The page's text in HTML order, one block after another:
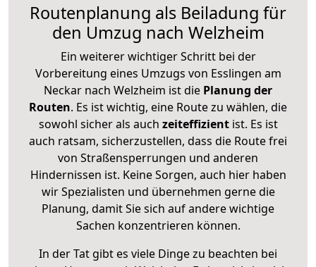
Routenplanung als Beiladung für
den Umzug nach Welzheim
Ein weiterer wichtiger Schritt bei der
Vorbereitung eines Umzugs von Esslingen am
Neckar nach Welzheim ist die Planung der
Routen. Es ist wichtig, eine Route zu wählen, die
sowohl sicher als auch zeiteffizientist. Es ist
auch ratsam, sicherzustellen, dass die Route frei
von Straßensperrungen und anderen
Hindernissen ist. Keine Sorgen, auch hier haben
wir Spezialisten und übernehmen gerne die
Planung, damit Sie sich auf andere wichtige
Sachen konzentrieren können.
In der Tat gibt es viele Dinge zu beachten bei